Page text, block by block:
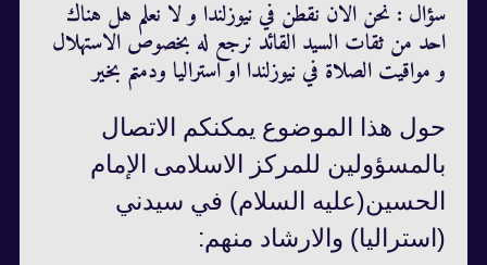
سؤال : نحن الان نقطن في نيوزلندا و لا نعلم هل هناك
احد من ثقات السيد القائد نرجع له بخصوص الاستهلال
و مواقيت الصلاة في نيوزلندا او استراليا ودمتم بخير
حول هذا الموضوع یمکنکم الاتصال
بالمسؤولين للمركز الاسلامى الإمام
الحسين(عليه السلام) في سيدني
(استراليا) والارشاد منهم: